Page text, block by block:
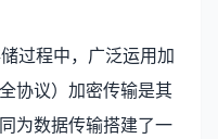
过程中，广泛运用加
协议）加密传输是其
为数据传输搭建了一